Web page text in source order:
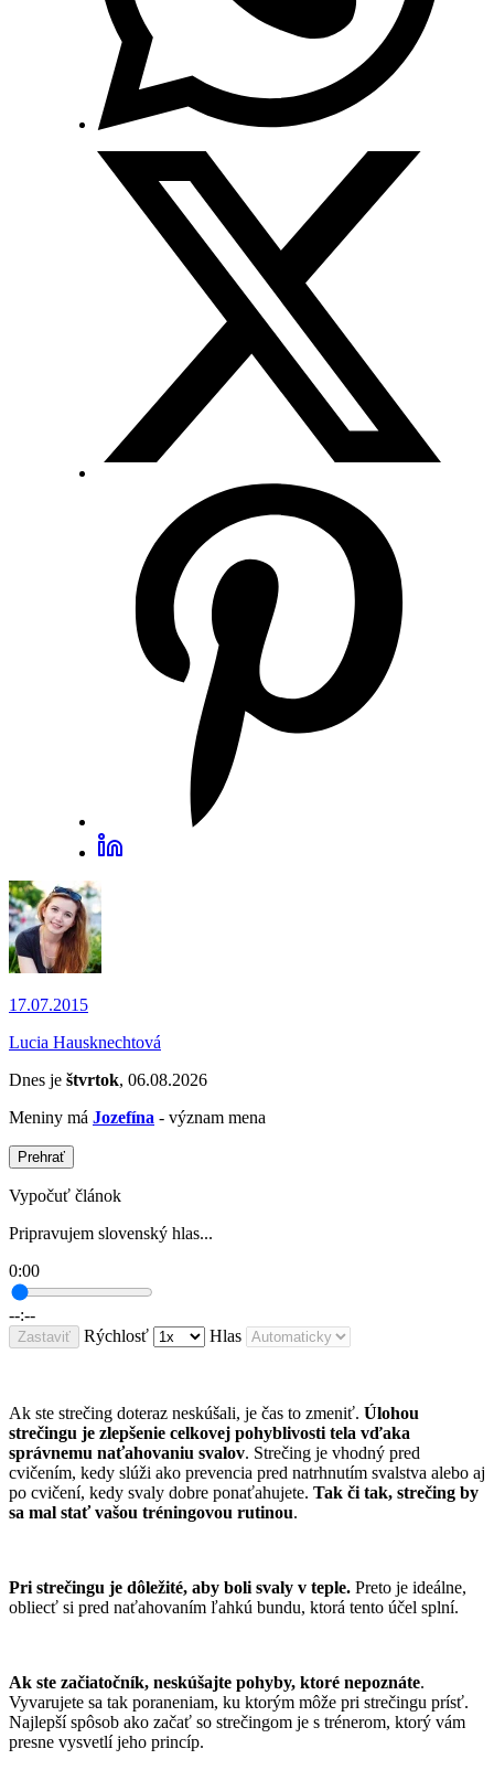
17.07.2015
Lucia Hausknechtová
Dnes je štvrtok, 06.08.2026
Meniny má Jozefína - význam mena
Prehrať
Vypočuť článok
Pripravujem slovenský hlas...
0:00
--:--
Zastaviť Rýchlosť Hlas
Ak ste strečing doteraz neskúšali, je čas to zmeniť. Úlohou
strečingu je zlepšenie celkovej pohyblivosti tela vďaka
správnemu naťahovaniu svalov. Strečing je vhodný pred
cvičením, kedy slúži ako prevencia pred natrhnutím svalstva alebo aj
po cvičení, kedy svaly dobre ponaťahujete. Tak či tak, strečing by
sa mal stať vašou tréningovou rutinou.
Pri strečingu je dôležité, aby boli svaly v teple. Preto je ideálne,
obliecť si pred naťahovaním ľahkú bundu, ktorá tento účel splní.
Ak ste začiatočník, neskúšajte pohyby, ktoré nepoznáte.
Vyvarujete sa tak poraneniam, ku ktorým môže pri strečingu prísť.
Najlepší spôsob ako začať so strečingom je s trénerom, ktorý vám
presne vysvetlí jeho princíp.